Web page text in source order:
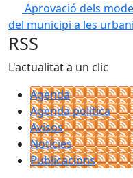
Aprovació dels
del municipi a les
RSS
L'actualitat a un clic
Agenda
Agenda política
Avisos
Notícies
Publicacions